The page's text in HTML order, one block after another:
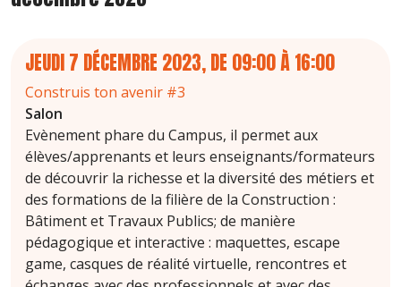
JEUDI 7 DÉCEMBRE 2023, DE 09:00À16:00
Construis ton avenir #3
Salon
Evènement phare du Campus, il permet aux
élèves/apprenants et leurs enseignants/formateurs
de découvrir la richesse et la diversité des métiers et
des formations de la filière de la Construction :
Bâtiment et Travaux Publics; de manière
pédagogique et interactive : maquettes, escape
game, casques de réalité virtuelle, rencontres et